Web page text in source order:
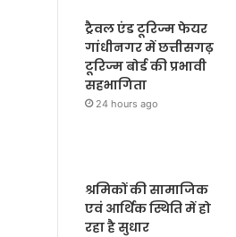
ट्रैवल एंड टूरिज्म फेयर
गांधीनगर में छत्तीसगढ़
टूरिज्म बोर्ड की प्रभावी
सहभागिता
24 hours ago
श्रमिकों की सामाजिक
एवं आर्थिक स्थिति में हो
रहा है सुधार